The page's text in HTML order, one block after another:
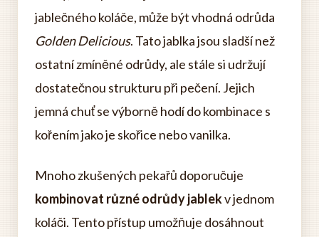
jablečného koláče, může být vhodná odrůda
Golden Delicious. Tato jablka jsou sladší než
ostatní zmíněné odrůdy, ale stále si udržují
dostatečnou strukturu při pečení. Jejich
jemná chuť se výborně hodí do kombinace s
kořením jako je skořice nebo vanilka.
Mnoho zkušených pekařů doporučuje
kombinovat různé odrůdy jablekv jednom
koláči. Tento přístup umožňuje dosáhnout